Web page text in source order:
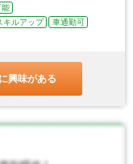
能
キルアップ
車通勤可
興味がある